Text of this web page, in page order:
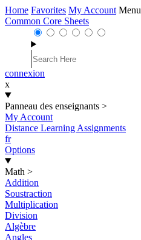
Home Favorites My Account Menu
Common Core Sheets
connexion
x
Panneau des enseignants >
My Account
Distance Learning Assignments
fr
Options
Math >
Addition
Soustraction
Multiplication
Division
Algèbre
Angles